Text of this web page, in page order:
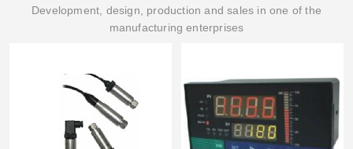
Development, design, production and sales in one of the
manufacturing enterprises